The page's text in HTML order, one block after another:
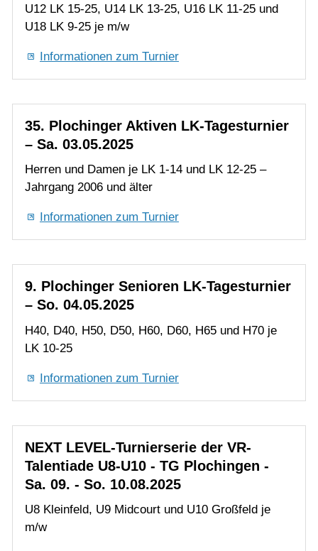
– Sa. 03.05.2025
Herren und Damen je LK 1-14 und LK 12-25 –
Jahrgang 2006 und älter
Informationen zum Turnier
– So. 04.05.2025
H40, D40, H50, D50, H60, D60, H65 und H70 je
LK 10-25
Informationen zum Turnier
Talentiade U8-U10 - TG Plochingen -
Sa. 09. - So. 10.08.2025
U8 Kleinfeld, U9 Midcourt und U10 Großfeld je
m/w
Informationen zum Turnier